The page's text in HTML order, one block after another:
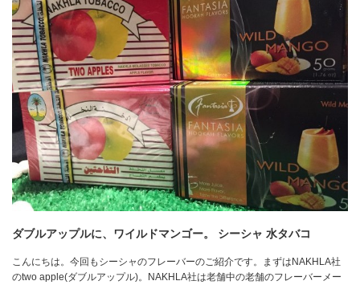
ダブルアップルに、ワイルドマンゴー。 シーシャ 水タバコ
こんにちは。今回もシーシャのフレーバーのご紹介です。まずはNAKHLA社
のtwo apple(ダブルアップル)。NAKHLA社は老舗中の老舗のフレーバーメー